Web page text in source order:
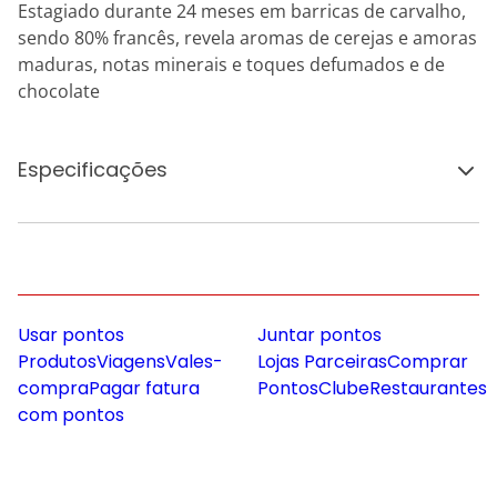
Estagiado durante 24 meses em barricas de carvalho,
sendo 80% francês, revela aromas de cerejas e amoras
maduras, notas minerais e toques defumados e de
chocolate
Especificações
Usar pontos
ProdutosViagensVales-
compraPagar fatura
com pontos
Juntar pontos
Lojas ParceirasComprar
PontosClubeRestaurantes